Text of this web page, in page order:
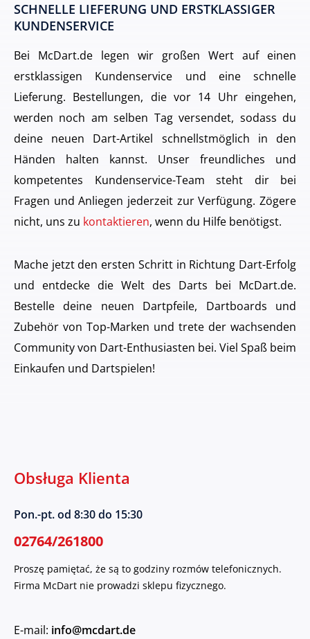
SCHNELLE LIEFERUNG UND ERSTKLASSIGER
KUNDENSERVICE
Bei McDart.de legen wir großen Wert auf einen
erstklassigen Kundenservice und eine schnelle
Lieferung. Bestellungen, die vor 14 Uhr eingehen,
werden noch am selben Tag versendet, sodass du
deine neuen Dart-Artikel schnellstmöglich in den
Händen halten kannst. Unser freundliches und
kompetentes Kundenservice-Team steht dir bei
Fragen und Anliegen jederzeit zur Verfügung. Zögere
nicht, uns zu kontaktieren, wenn du Hilfe benötigst.
Mache jetzt den ersten Schritt in Richtung Dart-Erfolg
und entdecke die Welt des Darts bei McDart.de.
Bestelle deine neuen Dartpfeile, Dartboards und
Zubehör von Top-Marken und trete der wachsenden
Community von Dart-Enthusiasten bei. Viel Spaß beim
Einkaufen und Dartspielen!
Obsługa Klienta
Pon.-pt. od 8:30 do 15:30
02764/261800
Proszę pamiętać, że są to godziny rozmów telefonicznych.
Firma McDart nie prowadzi sklepu fizycznego.
E-mail: info@mcdart.de